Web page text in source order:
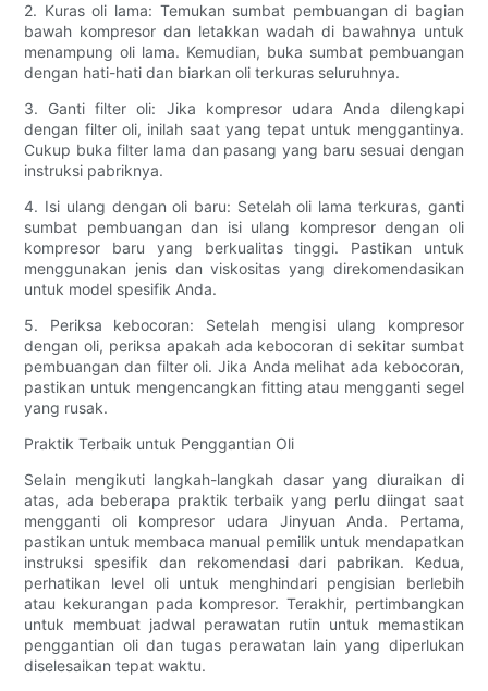
2. Kuras oli lama: Temukan sumbat pembuangan di bagian
bawah kompresor dan letakkan wadah di bawahnya untuk
menampung oli lama. Kemudian, buka sumbat pembuangan
dengan hati-hati dan biarkan oli terkuras seluruhnya.
3. Ganti filter oli: Jika kompresor udara Anda dilengkapi
dengan filter oli, inilah saat yang tepat untuk menggantinya.
Cukup buka filter lama dan pasang yang baru sesuai dengan
instruksi pabriknya.
4. Isi ulang dengan oli baru: Setelah oli lama terkuras, ganti
sumbat pembuangan dan isi ulang kompresor dengan oli
kompresor baru yang berkualitas tinggi. Pastikan untuk
menggunakan jenis dan viskositas yang direkomendasikan
untuk model spesifik Anda.
5. Periksa kebocoran: Setelah mengisi ulang kompresor
dengan oli, periksa apakah ada kebocoran di sekitar sumbat
pembuangan dan filter oli. Jika Anda melihat ada kebocoran,
pastikan untuk mengencangkan fitting atau mengganti segel
yang rusak.
Praktik Terbaik untuk Penggantian Oli
Selain mengikuti langkah-langkah dasar yang diuraikan di
atas, ada beberapa praktik terbaik yang perlu diingat saat
mengganti oli kompresor udara Jinyuan Anda. Pertama,
pastikan untuk membaca manual pemilik untuk mendapatkan
instruksi spesifik dan rekomendasi dari pabrikan. Kedua,
perhatikan level oli untuk menghindari pengisian berlebih
atau kekurangan pada kompresor. Terakhir, pertimbangkan
untuk membuat jadwal perawatan rutin untuk memastikan
penggantian oli dan tugas perawatan lain yang diperlukan
diselesaikan tepat waktu.